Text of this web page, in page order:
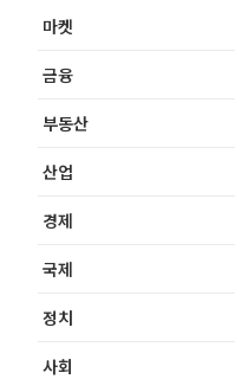
마켓
금융
부동산
산업
경제
국제
정치
사회